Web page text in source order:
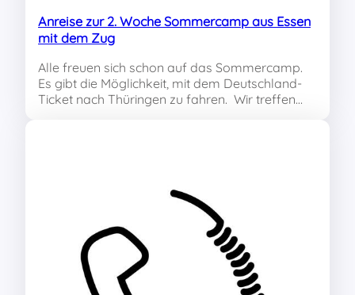
Anreise zur 2. Woche Sommercamp aus Essen
mit dem Zug
Alle freuen sich schon auf das Sommercamp.
Es gibt die Möglichkeit, mit dem Deutschland-
Ticket nach Thüringen zu fahren. Wir treffen…